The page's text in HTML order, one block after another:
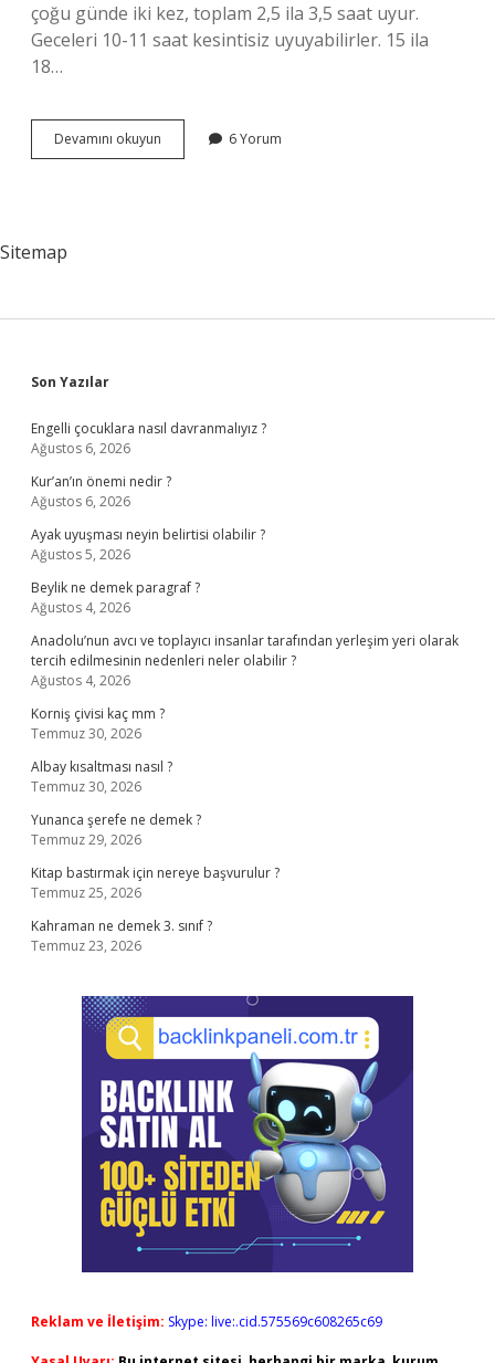
çoğu günde iki kez, toplam 2,5 ila 3,5 saat uyur.
Geceleri 10-11 saat kesintisiz uyuyabilirler. 15 ila
18…
Devamını okuyun
Bebek
6 Yorum
Sitemap
Sidebar
Son Yazılar
Engelli çocuklara nasıl davranmalıyız ?
Ağustos 6, 2026
Kur’an’ın önemi nedir ?
Ağustos 6, 2026
Ayak uyuşması neyin belirtisi olabilir ?
Ağustos 5, 2026
Beylik ne demek paragraf ?
Ağustos 4, 2026
Anadolu’nun avcı ve toplayıcı insanlar tarafından yerleşim yeri olarak
tercih edilmesinin nedenleri neler olabilir ?
Ağustos 4, 2026
Korniş çivisi kaç mm ?
Temmuz 30, 2026
Albay kısaltması nasıl ?
Temmuz 30, 2026
Yunanca şerefe ne demek ?
Temmuz 29, 2026
Kitap bastırmak için nereye başvurulur ?
Temmuz 25, 2026
Kahraman ne demek 3. sınıf ?
Temmuz 23, 2026
Reklam ve İletişim: Skype: live:.cid.575569c608265c69